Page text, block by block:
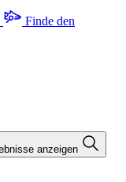
Finde den
anzeigen